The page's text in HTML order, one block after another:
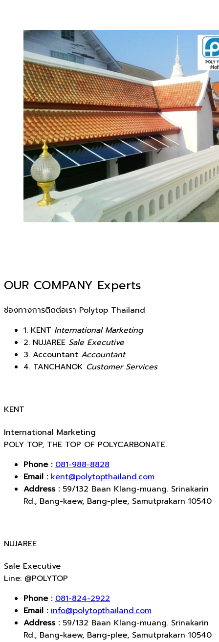
OUR COMPANY Experts
ช่องทางการติดต่อเรา Polytop Thailand
1. KENT International Marketing
2. NUJAREE Sale Executive
3. Accountant Accountant
4. TANCHANOK Customer Services
KENT
International Marketing
POLY TOP, THE TOP OF POLYCARBONATE.
Phone : 081-988-8828
Email : kent@polytopthailand.com
Address :59/132 Baan Klang-muang. Srinakarin
Rd., Bang-kaew, Bang-plee, Samutprakarn 10540
NUJAREE
Sale Executive
Line: @POLYTOP
Phone : 081-824-2922
Email : info@polytopthailand.com
Address :59/132 Baan Klang-muang. Srinakarin
Rd., Bang-kaew, Bang-plee, Samutprakarn 10540